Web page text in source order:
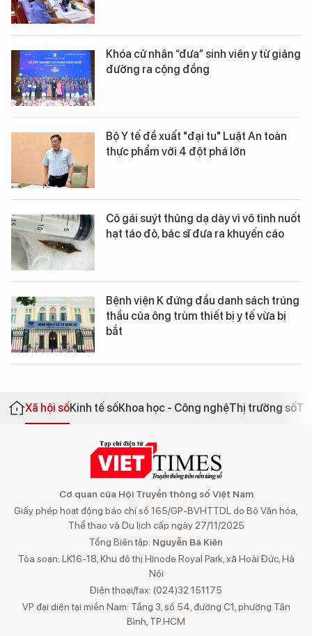
Khóa cử nhân “đưa” sinh viên y từ giảng
đường ra cộng đồng
Bộ Y tế đề xuất "đại tu" Luật An toàn
thực phẩm với 4 đột phá lớn
Cô gái suýt thủng dạ dày vì vô tình nuốt
hạt táo đỏ, bác sĩ đưa ra khuyến cáo
Bệnh viện K đứng đầu danh sách trúng
thầu của ông trùm thiết bị y tế vừa bị
bắt
Xã hội sốKinh tế sốKhoa học - Công nghệThị trường số
Cơ quan của Hội Truyền thông số Việt Nam
Giấy phép hoạt động báo chí số 165/GP-BVHTTDL do Bộ Văn hóa,
Thể thao và Du lịch cấp ngày 27/11/2025
Tổng Biên tập: Nguyễn Bá Kiên
Tòa soạn: LK16-18, Khu đô thị Hinode Royal Park, xã Hoài Đức, Hà
Nội
Điện thoại/fax: (024)32 151175
VP đại diện tại miền Nam: Tầng 3, số 54, đường C1, phường Tân
Bình, TP.HCM